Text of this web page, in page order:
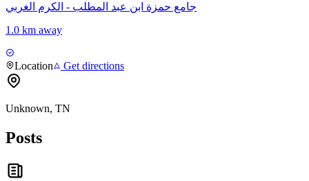
جامع حمزة ابن عبد المطلب - الكرم الغربي
1.0 km away
Location Get directions
Unknown, TN
Posts